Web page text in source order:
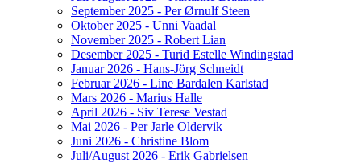
September 2025 - Per Ørnulf Steen
Oktober 2025 - Unni Vaadal
November 2025 - Robert Lian
Desember 2025 - Turid Estelle Windingstad
Januar 2026 - Hans-Jörg Schneidt
Februar 2026 - Line Bardalen Karlstad
Mars 2026 - Marius Halle
April 2026 - Siv Terese Vestad
Mai 2026 - Per Jarle Oldervik
Juni 2026 - Christine Blom
Juli/August 2026 - Erik Gabrielsen